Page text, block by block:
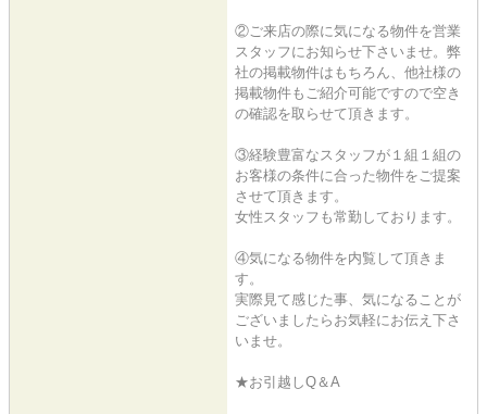
②ご来店の際に気になる物件を営業
スタッフにお知らせ下さいませ。弊
社の掲載物件はもちろん、他社様の
掲載物件もご紹介可能ですので空き
の確認を取らせて頂きます。
③経験豊富なスタッフが１組１組の
お客様の条件に合った物件をご提案
させて頂きます。
女性スタッフも常勤しております。
④気になる物件を内覧して頂きま
す。
実際見て感じた事、気になることが
ございましたらお気軽にお伝え下さ
いませ。
★お引越しQ＆A